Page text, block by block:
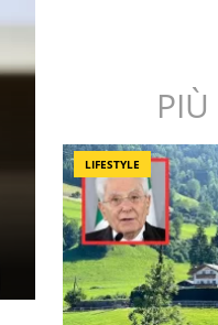
LIFESTYLE